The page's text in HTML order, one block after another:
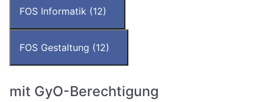
FOS Informatik (12)
FOS Gestaltung (12)
mit GyO-Berechtigung